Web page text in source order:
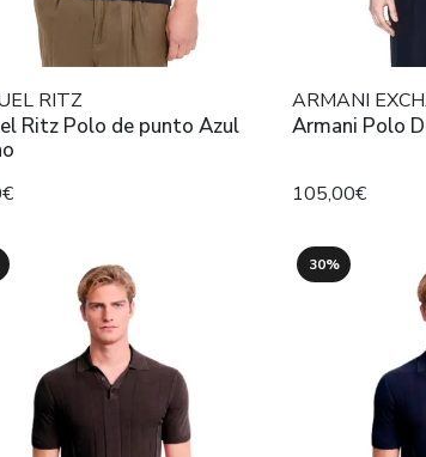
RITZ
Ritz Polo de punto Azul
ARMANI
Armani Polo
105,00€
30%